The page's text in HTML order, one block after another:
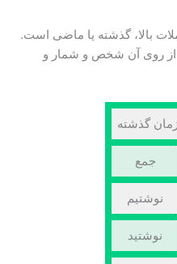
بالا، گذشته یا ماضی است.
از روی آن شخص و شمار و
گذشته
جمع
نوشتیم
نوشتید